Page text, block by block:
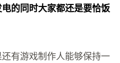
的同时大家都还是要恰饭
有游戏制作人能够保持一